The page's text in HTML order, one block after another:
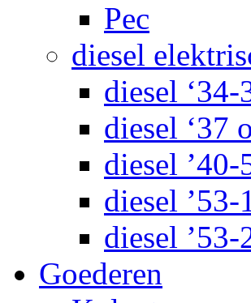
Pec
diesel
diesel ‘34-
diesel ‘37
diesel ’40-
diesel ’53-
diesel ’53-
Goederen